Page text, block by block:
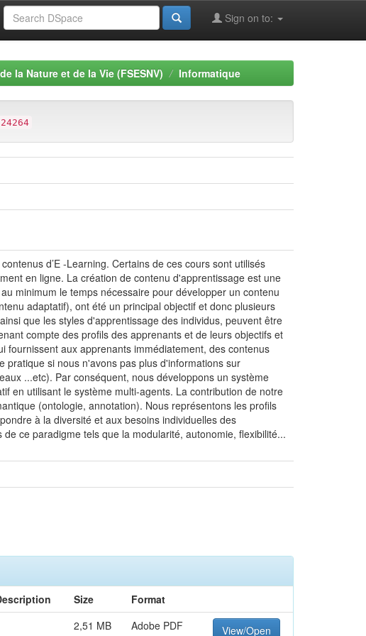
Sign on to:
la Nature et de la Vie (FSESNV) Informatique
d’E -Learning. Certains de ces cours sont utilisés
en ligne. La création de contenu d'apprentissage est une
minimum le temps nécessaire pour développer un contenu
adaptatif), ont été un principal objectif et donc plusieurs
que les styles d'apprentissage des individus, peuvent être
compte des profils des apprenants et de leurs objectifs et
aux apprenants immédiatement, des contenus
pratique si nous n'avons pas plus d'informations sur
...etc). Par conséquent, nous développons un système
en utilisant le système multi-agents. La contribution de notre
(ontologie, annotation). Nous représentons les profils
à la diversité et aux besoins individuelles des
ce paradigme tels que la modularité, autonomie, flexibilité...
Size
Format
2,51 MB Adobe PDF View/Open